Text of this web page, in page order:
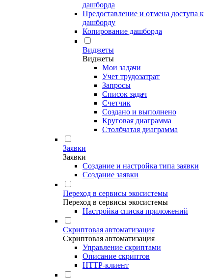
дашборда
Предоставление и отмена доступа к
дашборду
Копирование дашборда
Виджеты
Виджеты
Мои задачи
Учет трудозатрат
Запросы
Список задач
Счетчик
Создано и выполнено
Круговая диаграмма
Столбчатая диаграмма
Заявки
Заявки
Создание и настройка типа заявки
Создание заявки
Переход в сервисы экосистемы
Переход в сервисы экосистемы
Настройка списка приложений
Скриптовая автоматизация
Скриптовая автоматизация
Управление скриптами
Описание скриптов
HTTP-клиент